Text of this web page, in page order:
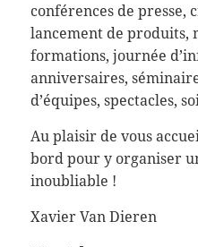
conférences de presse,
lancement de produits,
formations, journée
anniversaires,
d’équipes, spectacles,
Au plaisir de vous
bord pour y organiser
inoubliable !
Xavier Van Dieren